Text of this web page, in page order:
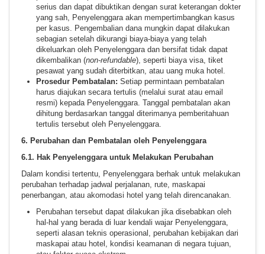
serius dan dapat dibuktikan dengan surat keterangan dokter
yang sah, Penyelenggara akan mempertimbangkan kasus
per kasus. Pengembalian dana mungkin dapat dilakukan
sebagian setelah dikurangi biaya-biaya yang telah
dikeluarkan oleh Penyelenggara dan bersifat tidak dapat
dikembalikan (non-refundable), seperti biaya visa, tiket
pesawat yang sudah diterbitkan, atau uang muka hotel.
Prosedur Pembatalan: Setiap permintaan pembatalan
harus diajukan secara tertulis (melalui surat atau email
resmi) kepada Penyelenggara. Tanggal pembatalan akan
dihitung berdasarkan tanggal diterimanya pemberitahuan
tertulis tersebut oleh Penyelenggara.
6. Perubahan dan Pembatalan oleh Penyelenggara
6.1. Hak Penyelenggara untuk Melakukan Perubahan
Dalam kondisi tertentu, Penyelenggara berhak untuk melakukan
perubahan terhadap jadwal perjalanan, rute, maskapai
penerbangan, atau akomodasi hotel yang telah direncanakan.
Perubahan tersebut dapat dilakukan jika disebabkan oleh
hal-hal yang berada di luar kendali wajar Penyelenggara,
seperti alasan teknis operasional, perubahan kebijakan dari
maskapai atau hotel, kondisi keamanan di negara tujuan,